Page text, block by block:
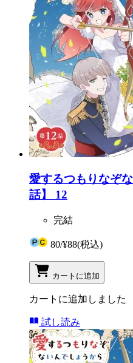
愛するつもりなぞ
話】 12
完結
80/¥88(税込)
カートに追加
カートに追加しました
試し読み